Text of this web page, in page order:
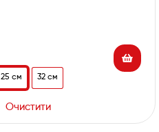
25 см 32 см
Очистити